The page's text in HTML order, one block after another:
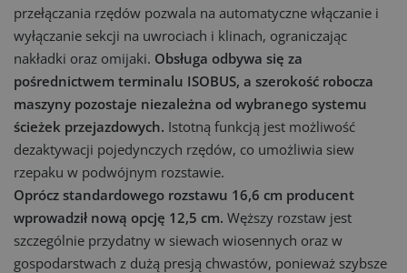
przełączania rzędów pozwala na automatyczne włączanie i
wyłączanie sekcji na uwrociach i klinach, ograniczając
nakładki oraz omijaki. Obsługa odbywa się za
pośrednictwem terminalu ISOBUS, a szerokość robocza
maszyny pozostaje niezależna od wybranego systemu
ścieżek przejazdowych. Istotną funkcją jest możliwość
dezaktywacji pojedynczych rzędów, co umożliwia siew
rzepaku w podwójnym rozstawie.
Oprócz standardowego rozstawu 16,6 cm producent
wprowadził nową opcję 12,5 cm. Węższy rozstaw jest
szczególnie przydatny w siewach wiosennych oraz w
gospodarstwach z dużą presją chwastów, ponieważ szybsze